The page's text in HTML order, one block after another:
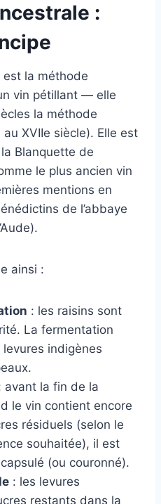
:
la méthode
vin pétillant — elle
la méthode
XVIIe siècle). Elle est
Blanquette de
le plus ancien vin
mentions en
de l’abbaye
ainsi :
: les raisins sont
La fermentation
indigènes
avant la fin de la
le vin contient encore
résiduels (selon le
souhaitée), il est
(ou couronné).
: les levures
restants dans la